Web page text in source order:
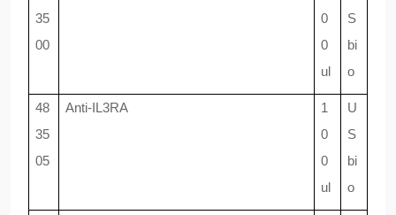
35
00
0
0
ul
S
bi
o
48
35
05
Anti-IL3RA
1
0
0
ul
U
S
bi
o